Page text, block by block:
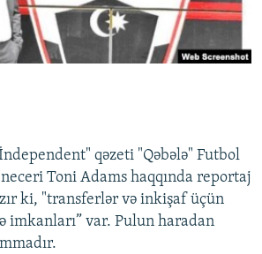
ISTIFADƏ
TELEFONUNUZDA
saytları
qəzeti "Qəbələ" Futbol
Toni Adams haqqında reportaj
ki, "transferlər və inkişaf üçün
imkanları” var. Pulun haradan